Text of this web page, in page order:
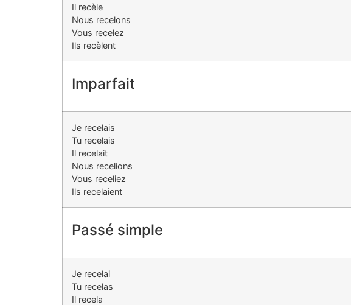
Il recèle
Nous recelons
Vous recelez
Ils recèlent
Imparfait
Je recelais
Tu recelais
Il recelait
Nous recelions
Vous receliez
Ils recelaient
Passé simple
Je recelai
Tu recelas
Il recela